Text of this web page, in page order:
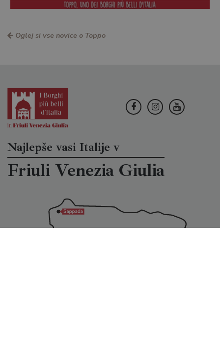
Oglej si vse novice o Toppo
Najlepše vasi Italije v
Friuli Venezia Giulia